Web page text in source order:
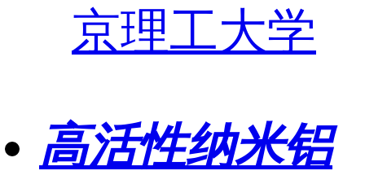
京理工大学
高活性纳米铝